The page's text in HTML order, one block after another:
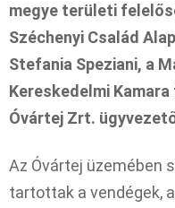
megye területi
Széchenyi Család
Stefania Speziani, a
Kereskedelmi
Óvártej Zrt.
Az Óvártej üzemében
tartottak a vendégek,